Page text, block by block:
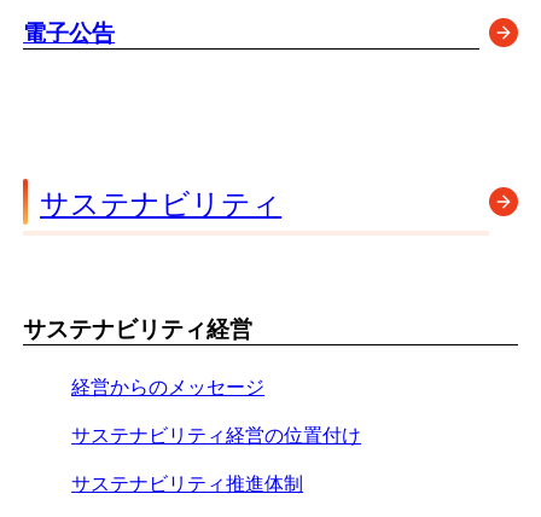
電子公告
サステナビリティ
サステナビリティ経営
経営からのメッセージ
サステナビリティ経営の位置付け
サステナビリティ推進体制